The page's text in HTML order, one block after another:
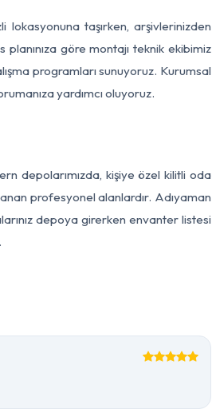
lokasyonuna taşırken, arşivlerinizden
göre montajı teknik ekibimiz
programları sunuyoruz. Kurumsal
yardımcı oluyoruz.
depolarımızda, kişiye özel kilitli oda
profesyonel alanlardır. Adıyaman
depoya girerken envanter listesi